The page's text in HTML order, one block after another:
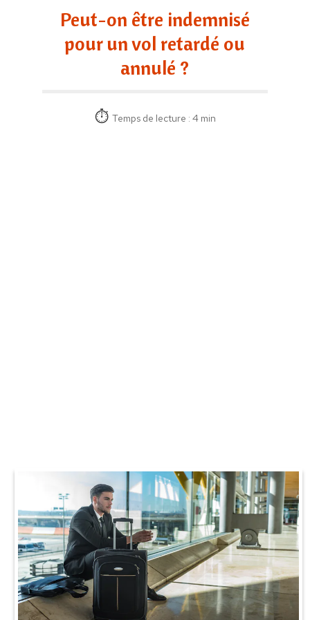
Peut-on être indemnisé
pour un vol retardé ou
annulé ?
Temps de lecture : 4 min